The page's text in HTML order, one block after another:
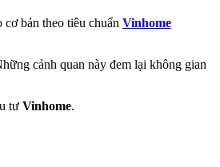
bản theo tiêu chuẩn Vinhome
cảnh quan này đem lại không gian
tư Vinhome.